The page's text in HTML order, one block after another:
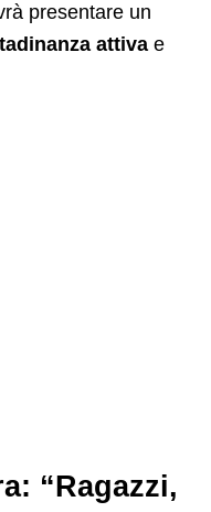
presentare un
attiva e
“Ragazzi,